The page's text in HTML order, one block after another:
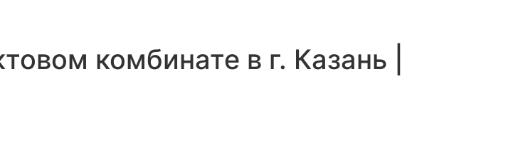
комбинате в г. Казань |